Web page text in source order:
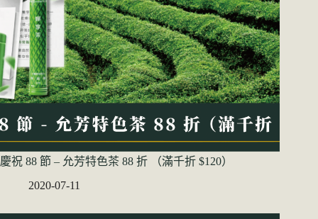
慶祝 88 節 – 允芳特色茶 88 折 （滿千折 $120）
2020-07-11